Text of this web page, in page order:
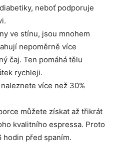
neboť podporuje
ve stínu, jsou mnohem
nepoměrně více
čaj. Ten pomáhá tělu
rychleji.
více než 30%
můžete získat až třikrát
kvalitního espressa. Proto
před spaním.